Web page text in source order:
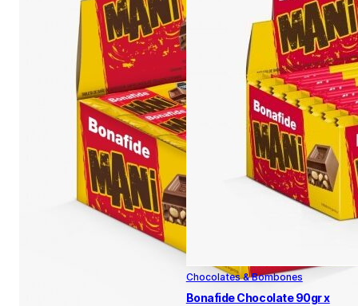
Chocolates & Bombones
Bonafide Chocolate 90gr x